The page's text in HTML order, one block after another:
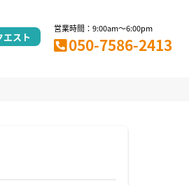
エスト
営業時間：9:00am～6:00pm
050-7586-2413